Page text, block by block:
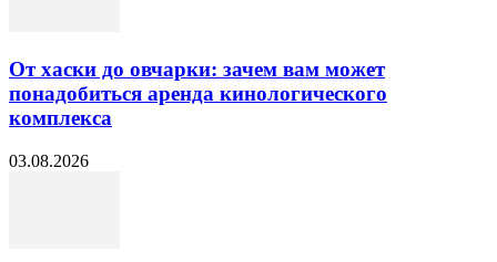
От хаски до овчарки: зачем вам может
понадобиться аренда кинологического
комплекса
03.08.2026